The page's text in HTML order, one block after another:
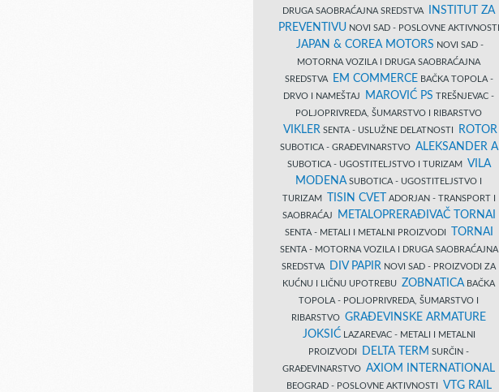
DRUGA SAOBRAĆAJNA SREDSTVA
INSTITUT ZA
PREVENTIVUNOVI SAD - POSLOVNE AKTIVNOSTI
JAPAN & COREA MOTORS NOVI SAD -
MOTORNA VOZILA I DRUGA SAOBRAĆAJNA
SREDSTVA
EM COMMERCE BAČKA TOPOLA -
DRVO I NAMEŠTAJ
MAROVIĆ PS TREŠNJEVAC -
POLJOPRIVREDA, ŠUMARSTVO I RIBARSTVO
VIKLER SENTA - USLUŽNE DELATNOSTI ROTOR
SUBOTICA - GRAĐEVINARSTVO ALEKSANDER A
SUBOTICA - UGOSTITELJSTVO I TURIZAM VILA
MODENA SUBOTICA - UGOSTITELJSTVO I
TURIZAM
TISIN CVET
ADORJAN - TRANSPORT I
SAOBRAĆAJ
METALOPRERAĐIVAČ TORNAI
SENTA - METALI I METALNI PROIZVODI TORNAI
SENTA - MOTORNA VOZILA I DRUGA SAOBRAĆAJNA
SREDSTVA
DIV PAPIR NOVI SAD - PROIZVODI ZA
KUĆNU I LIČNU UPOTREBU ZOBNATICA BAČKA
TOPOLA - POLJOPRIVREDA, ŠUMARSTVO I
RIBARSTVO GRAĐEVINSKE ARMATURE
JOKSIĆLAZAREVAC - METALI I METALNI
PROIZVODI
DELTA TERM SURČIN -
GRAĐEVINARSTVO AXIOM INTERNATIONAL
BEOGRAD - POSLOVNE AKTIVNOSTI VTG RAIL